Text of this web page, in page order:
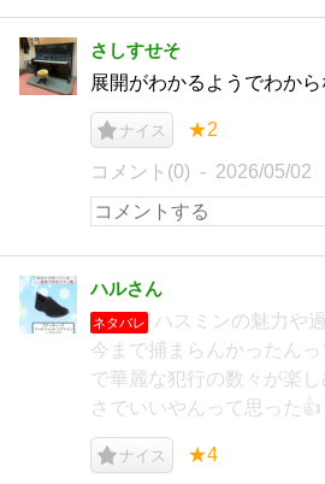
さしすせそ
展開がわかるようでわか
ナイス ★2
コメント(0) 2026/05/02
ハルさん
ネタバレ
ハスミンの魅力や
今まで捕まらんかったん
で華麗な犯行の数々が楽
さでいいやんって思った👍
ナイス ★4